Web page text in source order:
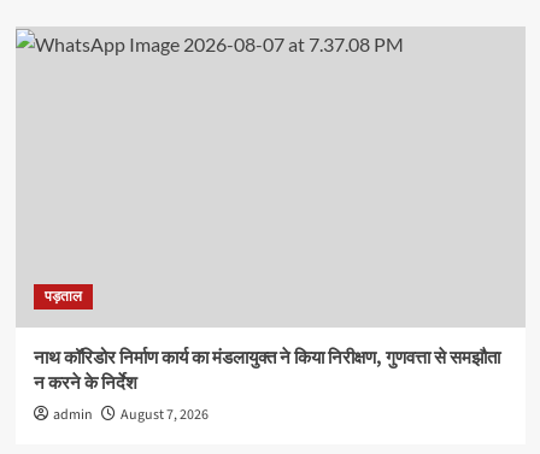
पड़ताल
नाथ कॉरिडोर निर्माण कार्य का मंडलायुक्त ने किया निरीक्षण, गुणवत्ता से समझौता
न करने के निर्देश
admin August 7, 2026